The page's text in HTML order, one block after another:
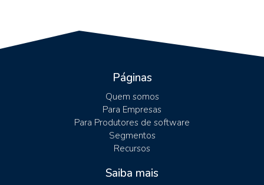
Páginas
Quem somos
Para Empresas
Para Produtores de software
Segmentos
Recursos
Saiba mais